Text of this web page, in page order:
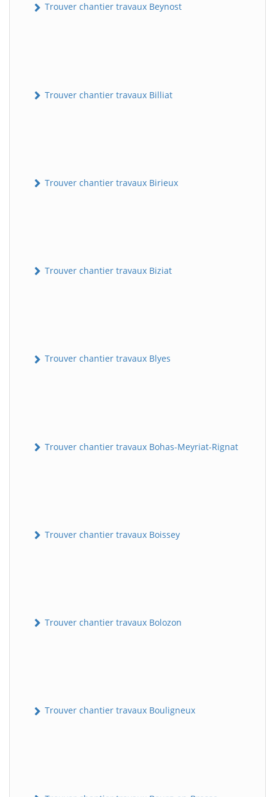
Trouver chantier travaux Beynost
Trouver chantier travaux Billiat
Trouver chantier travaux Birieux
Trouver chantier travaux Biziat
Trouver chantier travaux Blyes
Trouver chantier travaux Bohas-Meyriat-Rignat
Trouver chantier travaux Boissey
Trouver chantier travaux Bolozon
Trouver chantier travaux Bouligneux